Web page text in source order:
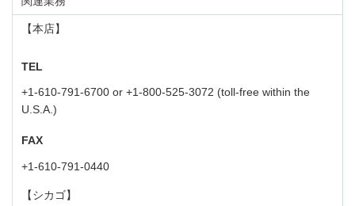
【本店】
TEL
+1-610-791-6700 or +1-800-525-3072 (toll-free within the
U.S.A.)
FAX
+1-610-791-0440
【シカゴ】